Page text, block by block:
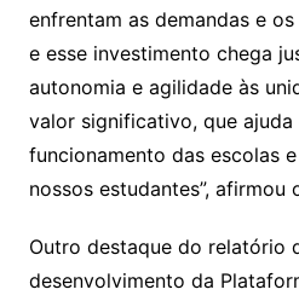
enfrentam as demandas e
e esse investimento chega
autonomia e agilidade às
valor significativo, que ajuda
funcionamento das escolas
nossos estudantes”, afirmou
Outro destaque do relatório
desenvolvimento da